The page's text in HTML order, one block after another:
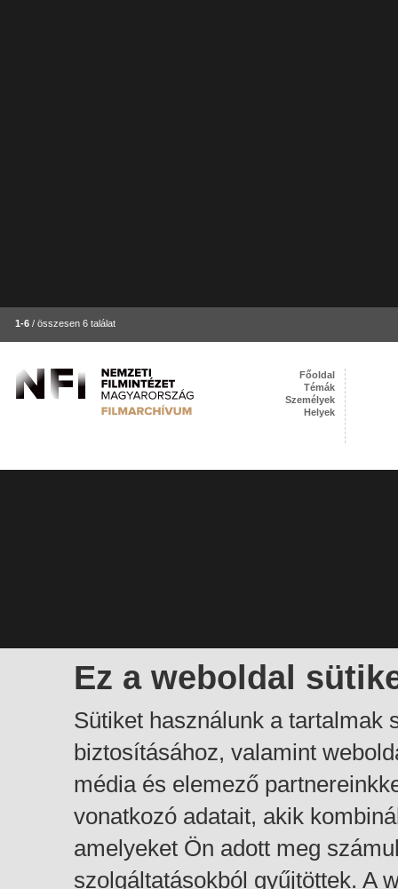
1-6 / összesen 6 találat
Ez a weboldal
Sütiket használunk a tartalmak
biztosításához, valamint
média és elemező
vonatkozó adatait, akik
amelyeket Ön adott meg
szolgáltatásokból gyűjtöttek. A
Főoldal
Témák
Személyek
Helyek